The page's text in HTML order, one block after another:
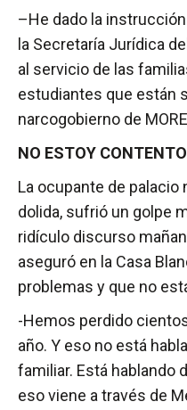
–He dado la
la Secretaría Jurídica del
al servicio de las
estudiantes que están
narcogobierno de
NO ESTOY
La ocupante de palacio
dolida, sufrió un golpe
ridículo discurso
aseguró en la Casa
problemas y que no
-Hemos perdido
año. Y eso no está
familiar. Está hablando
eso viene a través de